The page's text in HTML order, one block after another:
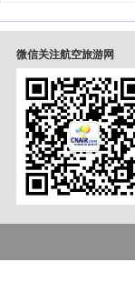
微信关注航空旅游网